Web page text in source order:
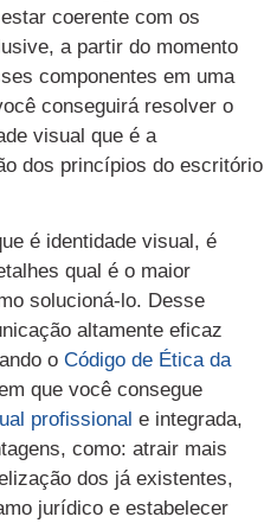
coerente com os
a partir do momento
componentes em uma
conseguirá resolver o
visual que é a
dos princípios do escritório
é identidade visual, é
qual é o maior
solucioná-lo. Desse
altamente eficaz
o Código de Ética da
que você consegue
profissional e integrada,
como: atrair mais
dos já existentes,
jurídico e estabelecer